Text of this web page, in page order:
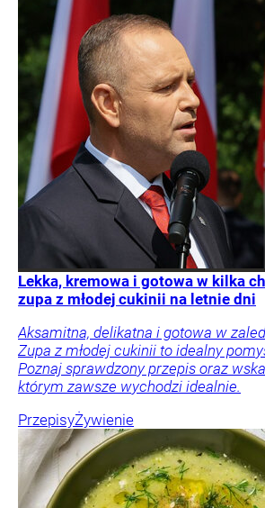
Lekka, kremowa i gotowa w kilka
zupa z młodej cukinii na letnie dni
Aksamitna, delikatna i gotowa w
Zupa z młodej cukinii to idealny
Poznaj sprawdzony przepis oraz
którym zawsze wychodzi idealnie.
PrzepisyŻywienie